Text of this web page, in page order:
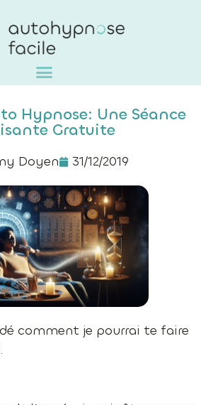
Hypnose: Une Séance
Gratuite
Doyen 31/12/2019
comment je pourrai te faire